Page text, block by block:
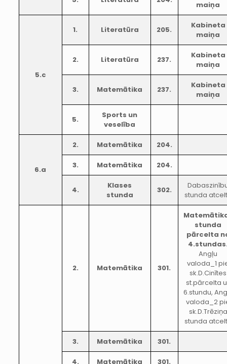
maiņa
5.c
1. Literatūra 205.
Kabineta
maiņa
2. Literatūra 237.
Kabineta
maiņa
3. Matemātika 237.
Kabineta
maiņa
5.
Sports un
veselība
6.a
2. Matemātika 204.
3. Matemātika 204.
4.
Klases
stunda
302.
stunda
2. Matemātika 301.
stunda
pārcelta
Angļu
valoda_1
sk.D.Cinītes
st.pārcelta
6.stundu,
valoda_2
sk.D.Trēziņa
stunda
3. Matemātika 301.
4. Matemātika 301.